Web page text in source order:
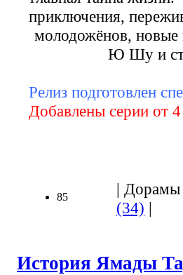
приключения,
молодожёнов,
Ю Шу и
Релиз подготовлен
Добавлены серии от
85
|
(34) |
История Ямады